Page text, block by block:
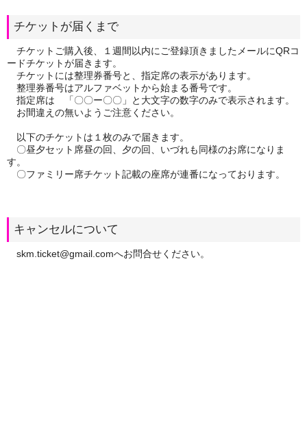
チケットが届くまで
チケットご購入後、１週間以内にご登録頂きましたメールにQRコ
ードチケットが届きます。
チケットには整理券番号と、指定席の表示があります。
整理券番号はアルファベットから始まる番号です。
指定席は 「〇〇ー〇〇」と大文字の数字のみで表示されます。
お間違えの無いようご注意ください。
以下のチケットは１枚のみで届きます。
〇昼夕セット席昼の回、夕の回、いづれも同様のお席になりま
す。
〇ファミリー席チケット記載の座席が連番になっております。
キャンセルについて
skm.ticket@gmail.comへお問合せください。